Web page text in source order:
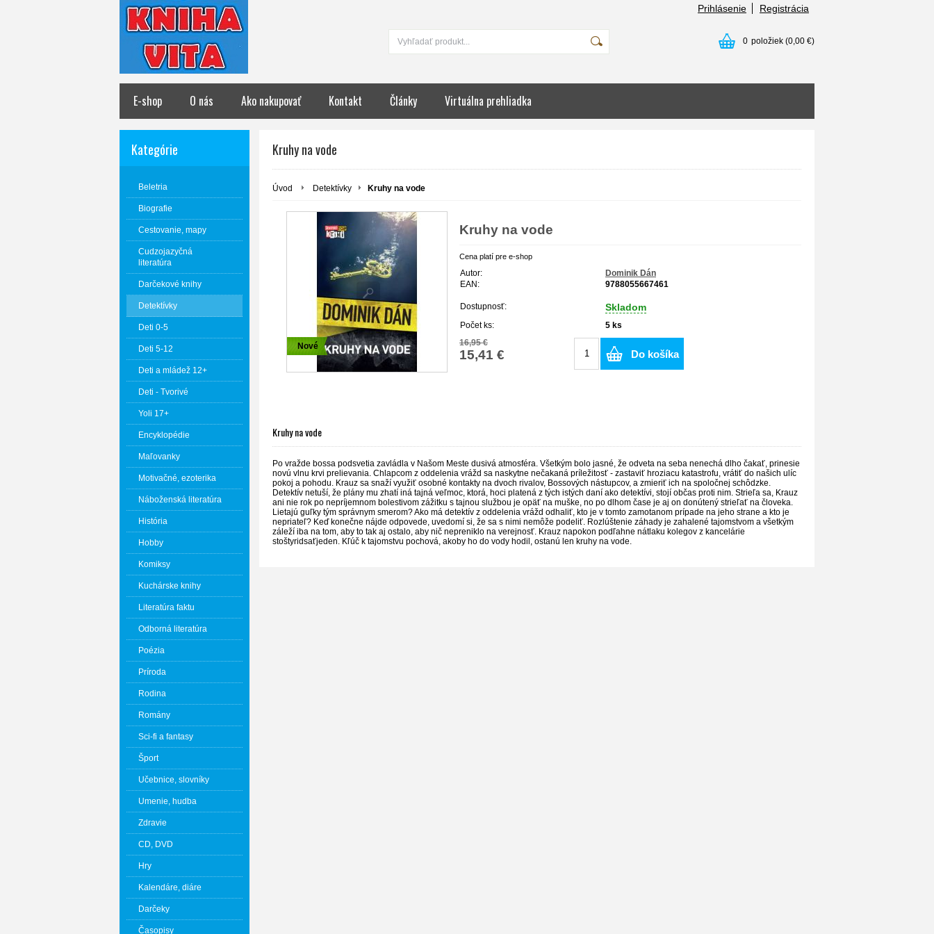
Prihlásenie Registrácia
0 položiek (0,00 €)
E-shop O nás Ako nakupovať Kontakt Články Virtuálna prehliadka
Kategórie
Beletria
Biografie
Cestovanie, mapy
Cudzojazyčná
literatúra
Darčekové knihy
Detektívky
Deti 0-5
Deti 5-12
Deti a mládež 12+
Deti - Tvorivé
Yoli 17+
Encyklopédie
Maľovanky
Motivačné, ezoterika
Náboženská literatúra
História
Hobby
Komiksy
Kuchárske knihy
Literatúra faktu
Odborná literatúra
Poézia
Príroda
Rodina
Romány
Sci-fi a fantasy
Šport
Učebnice, slovníky
Umenie, hudba
Zdravie
CD, DVD
Hry
Kalendáre, diáre
Darčeky
Časopisy
Kruhy na vode
Úvod Detektívky Kruhy na vode
Nové
Kruhy na vode
Cena platí pre e-shop
Autor:
Dominik Dán
EAN:
9788055667461
Dostupnosť: Skladom
Počet ks: 5 ks
16,95 €
15,41 € Do košíka
Kruhy na vode
Po vražde bossa podsvetia zavládla v Našom Meste dusivá atmosféra. Všetkým bolo jasné, že odveta na seba nenechá dlho čakať, prinesie
novú vlnu krvi prelievania. Chlapcom z oddelenia vrážd sa naskytne nečakaná príležitosť - zastaviť hroziacu katastrofu, vrátiť do našich ulíc
pokoj a pohodu. Krauz sa snaží využiť osobné kontakty na dvoch rivalov, Bossových nástupcov, a zmieriť ich na spoločnej schôdzke.
Detektív netuší, že plány mu zhatí iná tajná veľmoc, ktorá, hoci platená z tých istých daní ako detektívi, stojí občas proti nim. Strieľa sa, Krauz
ani nie rok po nepríjemnom bolestivom zážitku s tajnou službou je opäť na muške, no po dlhom čase je aj on donútený strieľať na človeka.
Lietajú guľky tým správnym smerom? Ako má detektív z oddelenia vrážd odhaliť, kto je v tomto zamotanom prípade na jeho strane a kto je
nepriateľ? Keď konečne nájde odpovede, uvedomí si, že sa s nimi nemôže podeliť. Rozlúštenie záhady je zahalené tajomstvom a všetkým
záleží iba na tom, aby to tak aj ostalo, aby nič nepreniklo na verejnosť. Krauz napokon podľahne nátlaku kolegov z kancelárie
stoštyridsaťjeden. Kľúč k tajomstvu pochová, akoby ho do vody hodil, ostanú len kruhy na vode.